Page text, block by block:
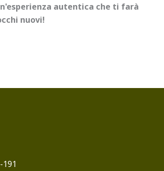
autentica che ti farà
nuovi!